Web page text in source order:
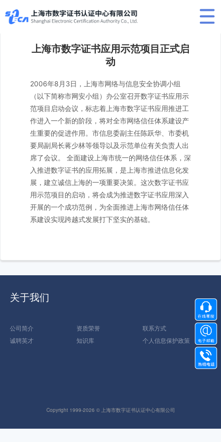
上海市数字证书应用示范项目正式启
动
2006年8月3日，上海市网络与信息安全协调小组
（以下简称市网安小组）办公室召开数字证书应用示
范项目启动会议，标志着上海市数字证书应用推进工
作进入一个新的阶段，将对全市网络信任体系建设产
生重要的促进作用。市信息委副主任陈跃华、市委机
要局副局长蒋少林等领导以及示范单位有关负责人出
席了会议。 全面建设上海市统一的网络信任体系，深
入推进数字证书的应用拓展，是上海市推进信息化发
展，建立诚信上海的一项重要决策。这次数字证书应
用示范项目的启动，将会成为推进数字证书应用深入
开展的一个成功范例，为全面推进上海市网络信任体
系建设实现跨越式发展打下坚实的基础。
关于我们
公司简介 资质荣誉
联系方式
诚聘英才
知识库 个人信息保护政策
Copyright 1999-2026 © 上海市数字证书认证中心有限公司